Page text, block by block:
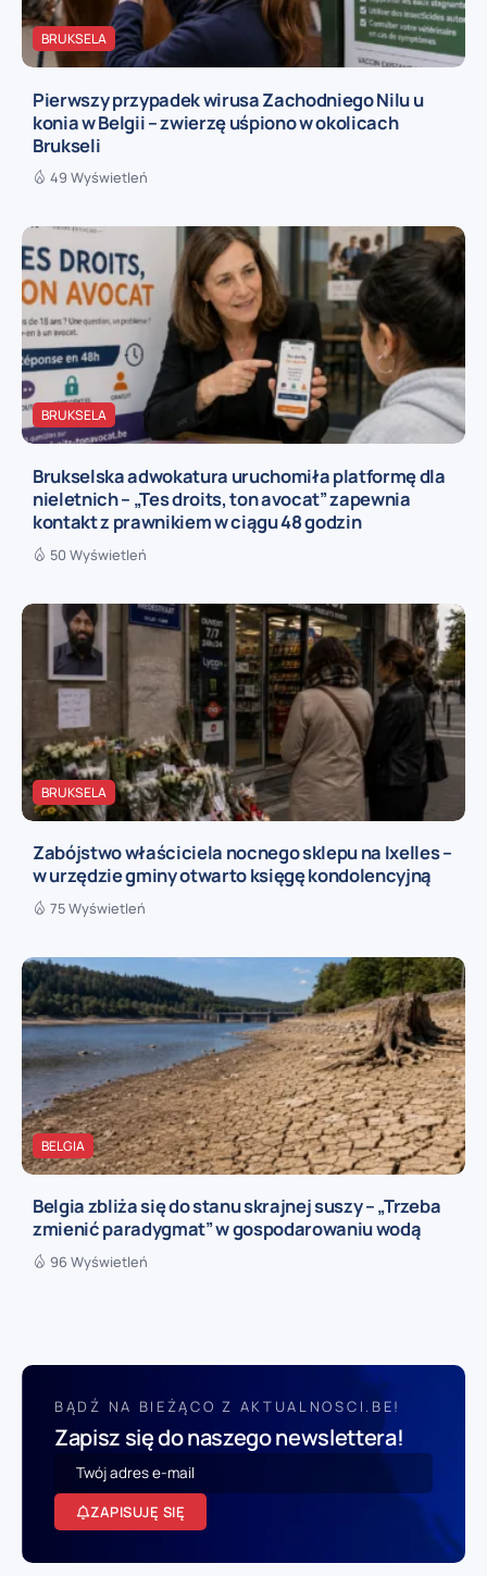
BRUKSELA
Pierwszy przypadek wirusa Zachodniego Nilu u
konia w Belgii – zwierzę uśpiono w okolicach
Brukseli
49 Wyświetleń
BRUKSELA
Brukselska adwokatura uruchomiła platformę dla
nieletnich – „Tes droits, ton avocat” zapewnia
kontakt z prawnikiem w ciągu 48 godzin
50 Wyświetleń
BRUKSELA
Zabójstwo właściciela nocnego sklepu na Ixelles –
w urzędzie gminy otwarto księgę kondolencyjną
75 Wyświetleń
BELGIA
Belgia zbliża się do stanu skrajnej suszy – „Trzeba
zmienić paradygmat” w gospodarowaniu wodą
96 Wyświetleń
BĄDŹ NA BIEŻĄCO Z AKTUALNOSCI.BE!
Zapisz się do naszego newslettera!
ZAPISUJĘ SIĘ